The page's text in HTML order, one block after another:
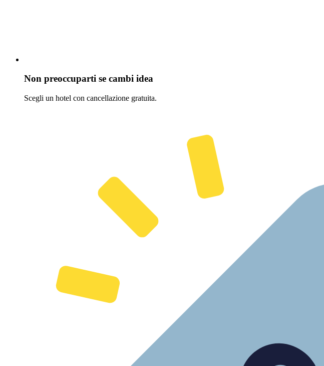
Non preoccuparti se cambi idea
Scegli un hotel con cancellazione gratuita.